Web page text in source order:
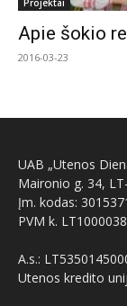
Projektai
Apie šokio
2016-03-23
UAB „Utenos
Maironio g. 34,
Įm. kodas:
PVM k.
A.s.:
Utenos kredito